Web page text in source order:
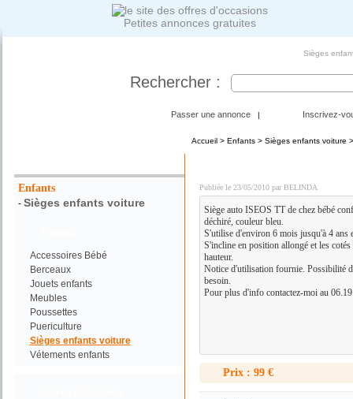
Petites annonces gratuites
Sièges
Rechercher :
Passer une annonce | Inscrivez-
Enfants
- Sièges enfants voiture
Accessoires Bébé
Berceaux
Jouets enfants
Meubles
Poussettes
Puericulture
Sièges enfants voiture
Vétements enfants
Accueil> Enfants> Sièges enfants voiture
Publiée le 23/05/2010 par BELINDA
Siège auto ISEOS TT de chez bébé
déchiré, couleur bleu.
S'utilise d'environ 6 mois jusqu'à 4 ans
S'incline en position allongé et les
hauteur.
Notice d'utilisation fournie. Possibilité
besoin.
Pour plus d'info contactez-moi au
Prix : 99 €